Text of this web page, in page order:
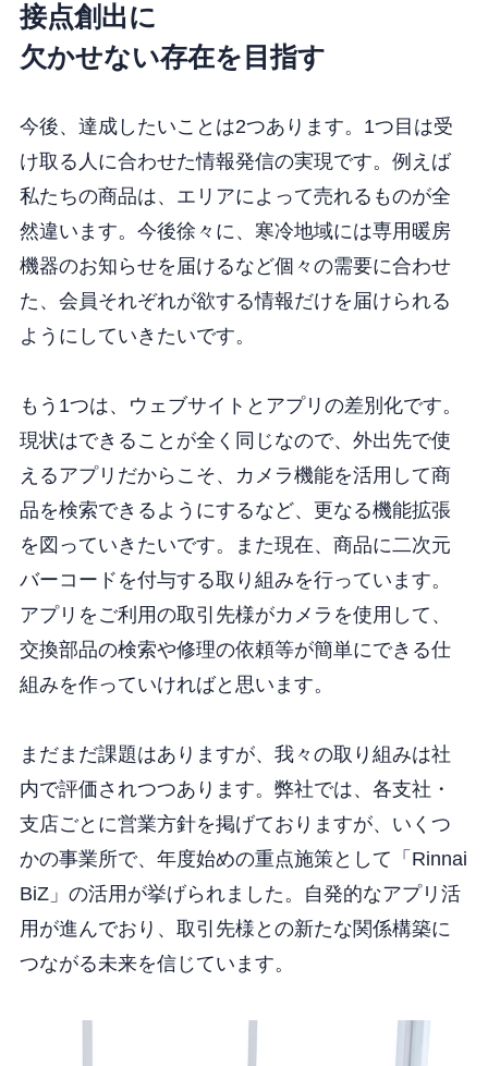
接点創出に
欠かせない存在を目指す
今後、達成したいことは2つあります。1つ目は受
け取る人に合わせた情報発信の実現です。例えば
私たちの商品は、エリアによって売れるものが全
然違います。今後徐々に、寒冷地域には専用暖房
機器のお知らせを届けるなど個々の需要に合わせ
た、会員それぞれが欲する情報だけを届けられる
ようにしていきたいです。
もう1つは、ウェブサイトとアプリの差別化です。
現状はできることが全く同じなので、外出先で使
えるアプリだからこそ、カメラ機能を活用して商
品を検索できるようにするなど、更なる機能拡張
を図っていきたいです。また現在、商品に二次元
バーコードを付与する取り組みを行っています。
アプリをご利用の取引先様がカメラを使用して、
交換部品の検索や修理の依頼等が簡単にできる仕
組みを作っていければと思います。
まだまだ課題はありますが、我々の取り組みは社
内で評価されつつあります。弊社では、各支社・
支店ごとに営業方針を掲げておりますが、いくつ
かの事業所で、年度始めの重点施策として「Rinnai
BiZ」の活用が挙げられました。自発的なアプリ活
用が進んでおり、取引先様との新たな関係構築に
つながる未来を信じています。